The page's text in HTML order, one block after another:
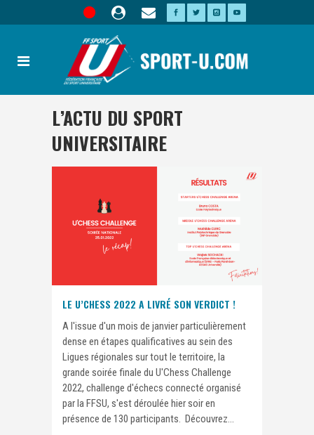
L’ACTU DU SPORT
UNIVERSITAIRE
LE U’CHESS 2022 A LIVRÉ SON VERDICT !
A l'issue d'un mois de janvier particulièrement
dense en étapes qualificatives au sein des
Ligues régionales sur tout le territoire, la
grande soirée finale du U'Chess Challenge
2022, challenge d'échecs connecté organisé
par la FFSU, s'est déroulée hier soir en
présence de 130 participants. Découvrez...